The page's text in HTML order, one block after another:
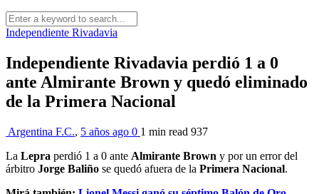
Independiente Rivadavia
Independiente Rivadavia perdió 1 a 0
ante Almirante Brown y quedó eliminado
de la Primera Nacional
Argentina F.C., 5 años ago 0 1 min read 937
La Lepra perdió 1 a 0 ante Almirante Brown y por un error del
árbitro Jorge Baliño se quedó afuera de la Primera Nacional.